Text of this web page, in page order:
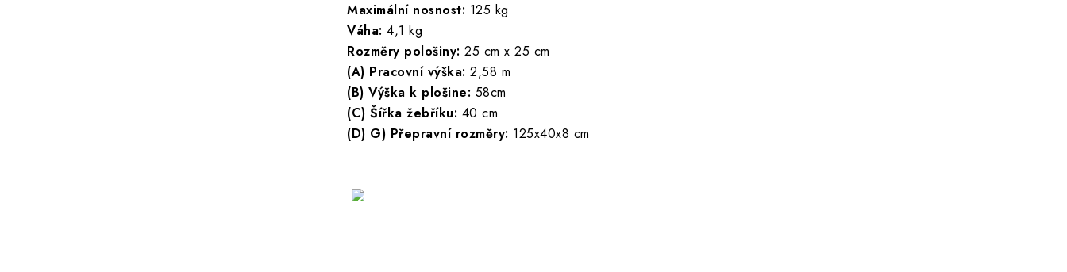
Maximální nosnost: 125 kg
Váha: 4,1 kg
Rozměry pološiny: 25 cm x 25 cm
(A) Pracovní výška: 2,58 m
(B) Výška k plošine: 58cm
(C) Šířka žebříku: 40 cm
(D) G) Přepravní rozměry: 125x40x8 cm